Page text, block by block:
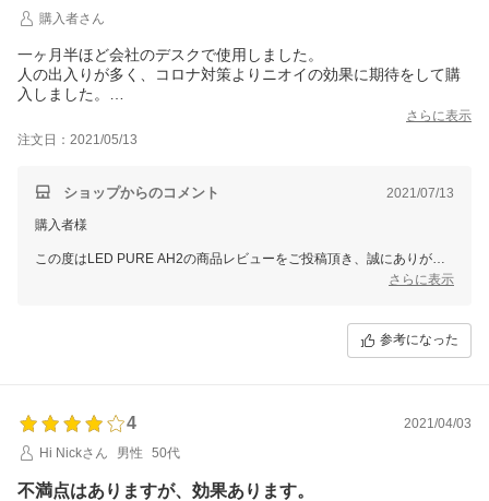
スタッフ一同またのご利用をお待ち申し上げております。
購入者さん
一ヶ月半ほど会社のデスクで使用しました。
人の出入りが多く、コロナ対策よりニオイの効果に期待をして購
入しました。
毎年梅雨時期はジメジメに増してニオイがこもりやすく気が滅入
ることがありましたが
自分の周りだけ空気が快適な気がします(笑)
毎日最大で使用していますが、音は気になりません。シーンとし
た事務所とかだと多少は音が気になるかもです
大満足です(^^)
さらに表示
注文日：2021/05/13
ショップからのコメント 2021/07/13
購入者様
この度はLED PURE AH2の商品レビューをご投稿頂き、誠にありがと
数日中にご注文時のご住所へ交換用のHEPAフィルターを発送させてい
ただきます。
ありがとうございました。
さらに表示
参考になった
4
2021/04/03
Hi Nickさん
男性 50代
不満点はありますが、効果あります。